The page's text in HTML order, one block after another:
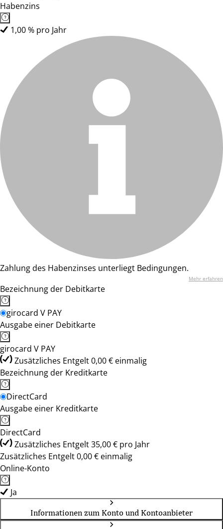
Habenzins
1,00 % pro Jahr
Zahlung des Habenzinses unterliegt Bedingungen.
Mehr erfahren
Bezeichnung der Debitkarte
girocard V PAY
Ausgabe einer Debitkarte
girocard V PAY
Zusätzliches Entgelt 0,00 € einmalig
Bezeichnung der Kreditkarte
DirectCard
Ausgabe einer Kreditkarte
DirectCard
Zusätzliches Entgelt 35,00 € pro Jahr
Zusätzliches Entgelt 0,00 € einmalig
Online-Konto
Ja
Informationen zum Konto und Kontoanbieter